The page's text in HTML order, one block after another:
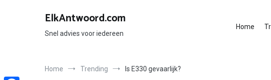
ElkAntwoord.com
Snel advies voor iedereen
Home
Home Trending Is E330 gevaarlijk?